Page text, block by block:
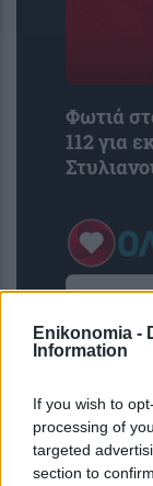
Enikonomia -
Information
If you wish to
processing of
targeted
section to
Φωτιά
112 για